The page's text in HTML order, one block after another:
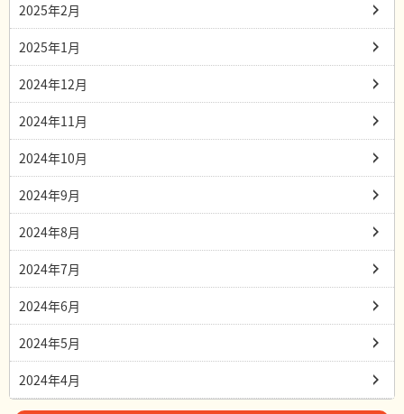
2025年2月
2025年1月
2024年12月
2024年11月
2024年10月
2024年9月
2024年8月
2024年7月
2024年6月
2024年5月
2024年4月